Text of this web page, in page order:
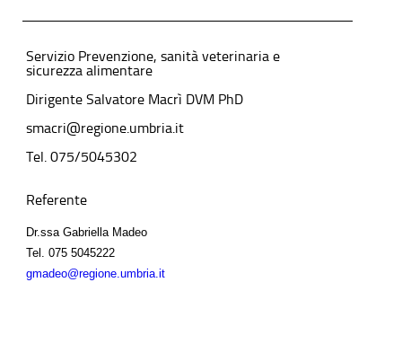
Servizio Prevenzione, sanità veterinaria e
sicurezza alimentare
Dirigente Salvatore Macrì DVM PhD
smacri@regione.umbria.it
Tel. 075/5045302
Referente
Dr.ssa Gabriella Madeo
Tel.
075 5045222
gmadeo@regione.umbria.it